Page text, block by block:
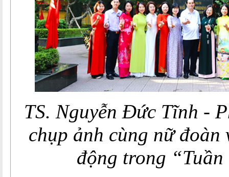
TS. Nguyễn Đức Tĩnh -
chụp ảnh cùng nữ
động trong